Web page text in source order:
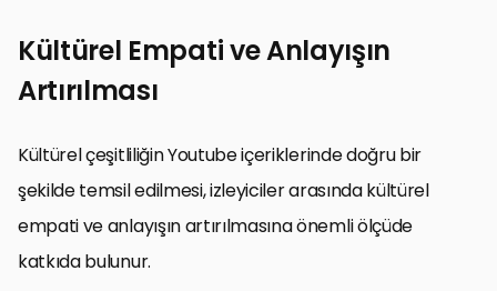
Kültürel Empati ve Anlayışın
Artırılması
Kültürel çeşitliliğin Youtube içeriklerinde doğru bir
şekilde temsil edilmesi, izleyiciler arasında kültürel
empati ve anlayışın artırılmasına önemli ölçüde
katkıda bulunur.